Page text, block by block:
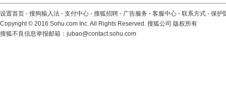
设置首页 - 搜狗输入法 - 支付中心 - 搜狐招聘 - 广告服务 - 客服中心 - 联系方式 - 保护
Copyright© 2016 Sohu.com Inc. All Rights Reserved. 搜狐公司 版权所有
搜狐不良信息举报邮箱： jubao@contact.sohu.com